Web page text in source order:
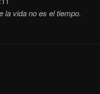
la vida no es el tiempo.